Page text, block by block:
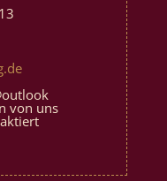
von uns